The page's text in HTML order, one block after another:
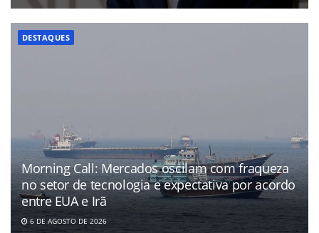
DESTAQUES
Morning Call: Mercados oscilam com fraqueza
no setor de tecnologia e expectativa por acordo
entre EUA e Irã
6 DE AGOSTO DE 2026